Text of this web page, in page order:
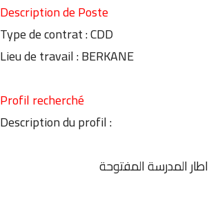
Description de Poste
Type de contrat : CDD
Lieu de travail : BERKANE
Profil recherché
Description du profil :
المدرسة المفتوحة